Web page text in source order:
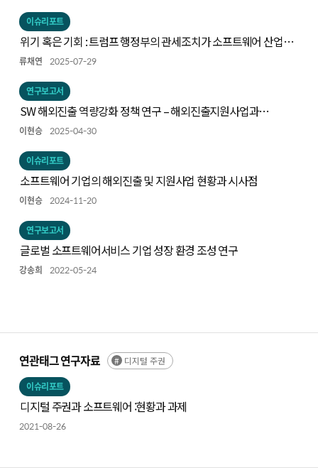
이슈리포트
위기 혹은 기회 : 트럼프 행정부의 관세조치가 소프트웨어 산업에
미칠 영향과 대응방안
류채연 2025-07-29
연구보고서
SW 해외진출 역량강화 정책 연구 – 해외진출지원사업과
사업환경
이현승 2025-04-30
이슈리포트
소프트웨어 기업의 해외진출 및 지원사업 현황과 시사점
이현승 2024-11-20
연구보고서
글로벌 소프트웨어서비스 기업 성장 환경 조성 연구
강송희 2022-05-24
연관태그 연구자료 디지털 주권
이슈리포트
디지털 주권과 소프트웨어 :현황과 과제
2021-08-26